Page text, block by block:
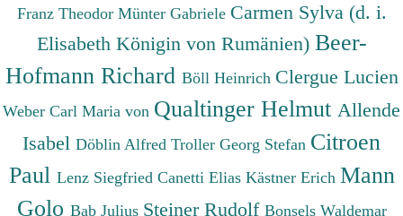
Franz Theodor Münter Gabriele Carmen Sylva (d. i.
Elisabeth Königin von Rumänien) Beer-
Hofmann Richard Böll Heinrich Clergue Lucien
Weber Carl Maria von Qualtinger Helmut Allende
Isabel Döblin Alfred Troller Georg Stefan Citroen
Paul Lenz Siegfried Canetti Elias Kästner Erich Mann
Golo Bab Julius Steiner Rudolf Bonsels Waldemar